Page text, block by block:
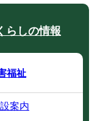
らしの情報
福祉
案内